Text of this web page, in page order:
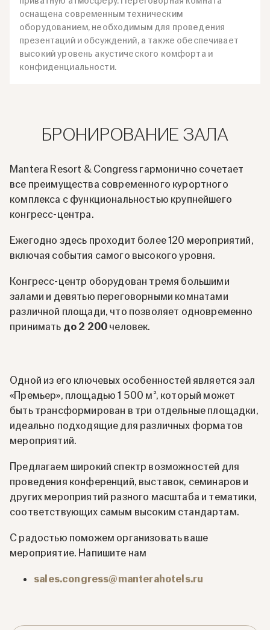
оснащена современным техническим
оборудованием, необходимым для проведения
презентаций и обсуждений, а также обеспечивает
высокий уровень акустического комфорта и
конфиденциальности.
БРОНИРОВАНИЕ ЗАЛА
Mantera Resort & Congress гармонично сочетает
все преимущества современного курортного
комплекса с функциональностью крупнейшего
конгресс-центра.
Ежегодно здесь проходит более 120 мероприятий,
включая события самого высокого уровня.
Конгресс-центр оборудован тремя большими
залами и девятью переговорными комнатами
различной площади, что позволяет одновременно
принимать до 2 200человек.
Одной из его ключевых особенностей является зал
«Премьер», площадью 1 500 м², который может
быть трансформирован в три отдельные площадки,
идеально подходящие для различных форматов
мероприятий.
Предлагаем широкий спектр возможностей для
проведения конференций, выставок, семинаров и
других мероприятий разного масштаба и тематики,
соответствующих самым высоким стандартам.
С радостью поможем организовать ваше
мероприятие. Напишите нам
sales.congress@manterahotels.ru